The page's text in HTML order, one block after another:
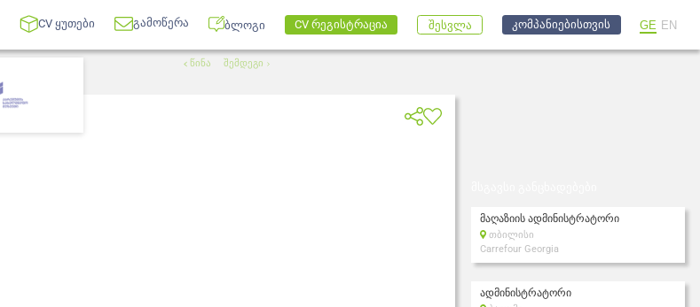
CV ყუთები გამოწერა ბლოგი CV რეგისტრაცია შესვლა კომპანიებისთვის GE EN
წინა შემდეგი
მაღაზიის ადმინისტრატორი
თბილისი
Carrefour Georgia
ადმინისტრატორი